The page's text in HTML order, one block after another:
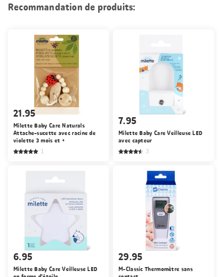
Recommandation de produits:
21.95
Milette Baby Care Naturals
Attache-sucette avec racine de
violette 3 mois et +
1
7.95
Milette Baby Care Veilleuse LED
avec capteur
3
6.95
Milette Baby Care Veilleuse LED
29.95
M-Classic Thermomètre sans